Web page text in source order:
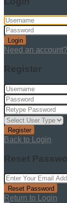
Login
Need an
Register
Register
Back to Login
Reset
Reset Password
Return to Login